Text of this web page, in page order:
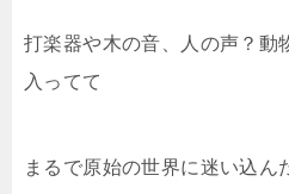
打楽器や木の音、人の声？動
入ってて
まるで原始の世界に迷い込ん